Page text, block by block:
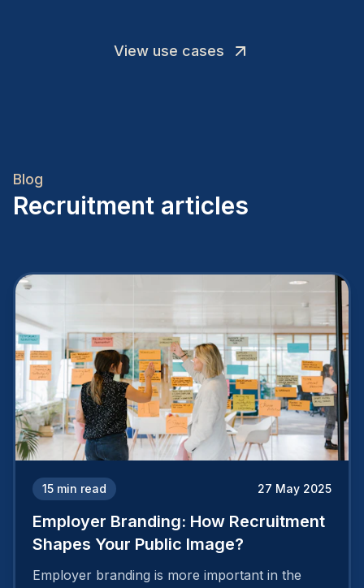
View use cases
Blog
Recruitment articles
15 min read 27 May 2025
Employer Branding: How Recruitment
Shapes Your Public Image?
Employer branding is more important in the